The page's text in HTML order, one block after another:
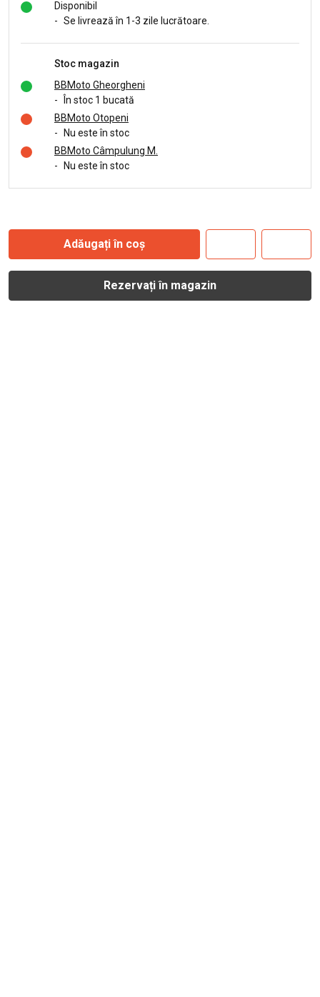
Disponibil
- Se livrează în 1-3 zile lucrătoare.
Stoc magazin
BBMoto Gheorgheni
-
În stoc 1 bucată
BBMoto Otopeni
-
Nu este în stoc
BBMoto Câmpulung M.
-
Nu este în stoc
Adăugați în coș
Rezervați în magazin